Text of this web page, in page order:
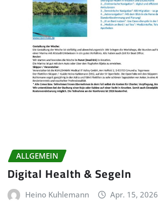
ALLGEMEIN
Digital Health & Segeln
Heino Kuhlemann Apr. 15, 2026